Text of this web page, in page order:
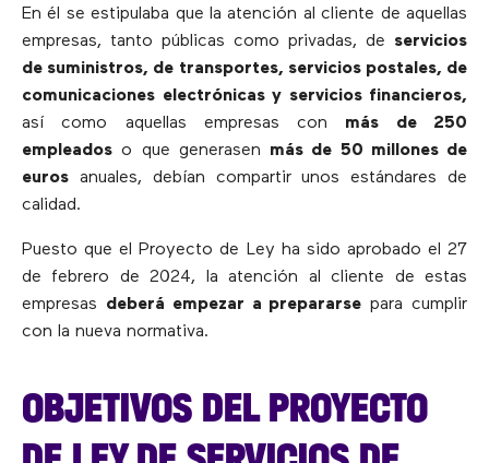
En él se estipulaba que la atención al cliente de aquellas
empresas, tanto públicas como privadas, de servicios
de suministros, de transportes, servicios postales, de
comunicaciones electrónicas y servicios financieros,
así como aquellas empresas con más de 250
empleados o que generasen más de 50 millones de
euros anuales, debían compartir unos estándares de
calidad.
Puesto que el Proyecto de Ley ha sido aprobado el 27
de febrero de 2024, la atención al cliente de estas
empresas deberá empezar a prepararse para cumplir
con la nueva normativa.
OBJETIVOS DEL PROYECTO